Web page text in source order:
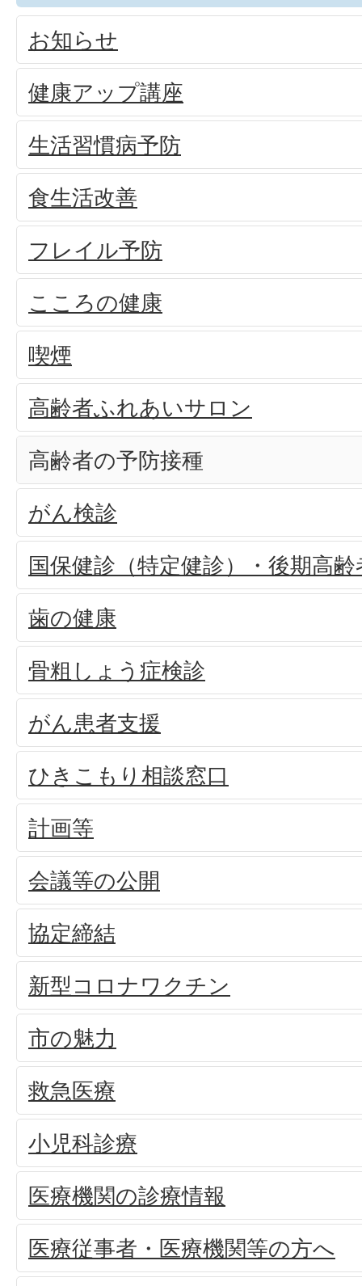
お知らせ
健康アップ講座
生活習慣病予防
食生活改善
フレイル予防
こころの健康
喫煙
高齢者ふれあいサロン
高齢者の予防接種
がん検診
国保健診（特定健診）・後期高齢
歯の健康
骨粗しょう症検診
がん患者支援
ひきこもり相談窓口
計画等
会議等の公開
協定締結
新型コロナワクチン
市の魅力
救急医療
小児科診療
医療機関の診療情報
医療従事者・医療機関等の方へ